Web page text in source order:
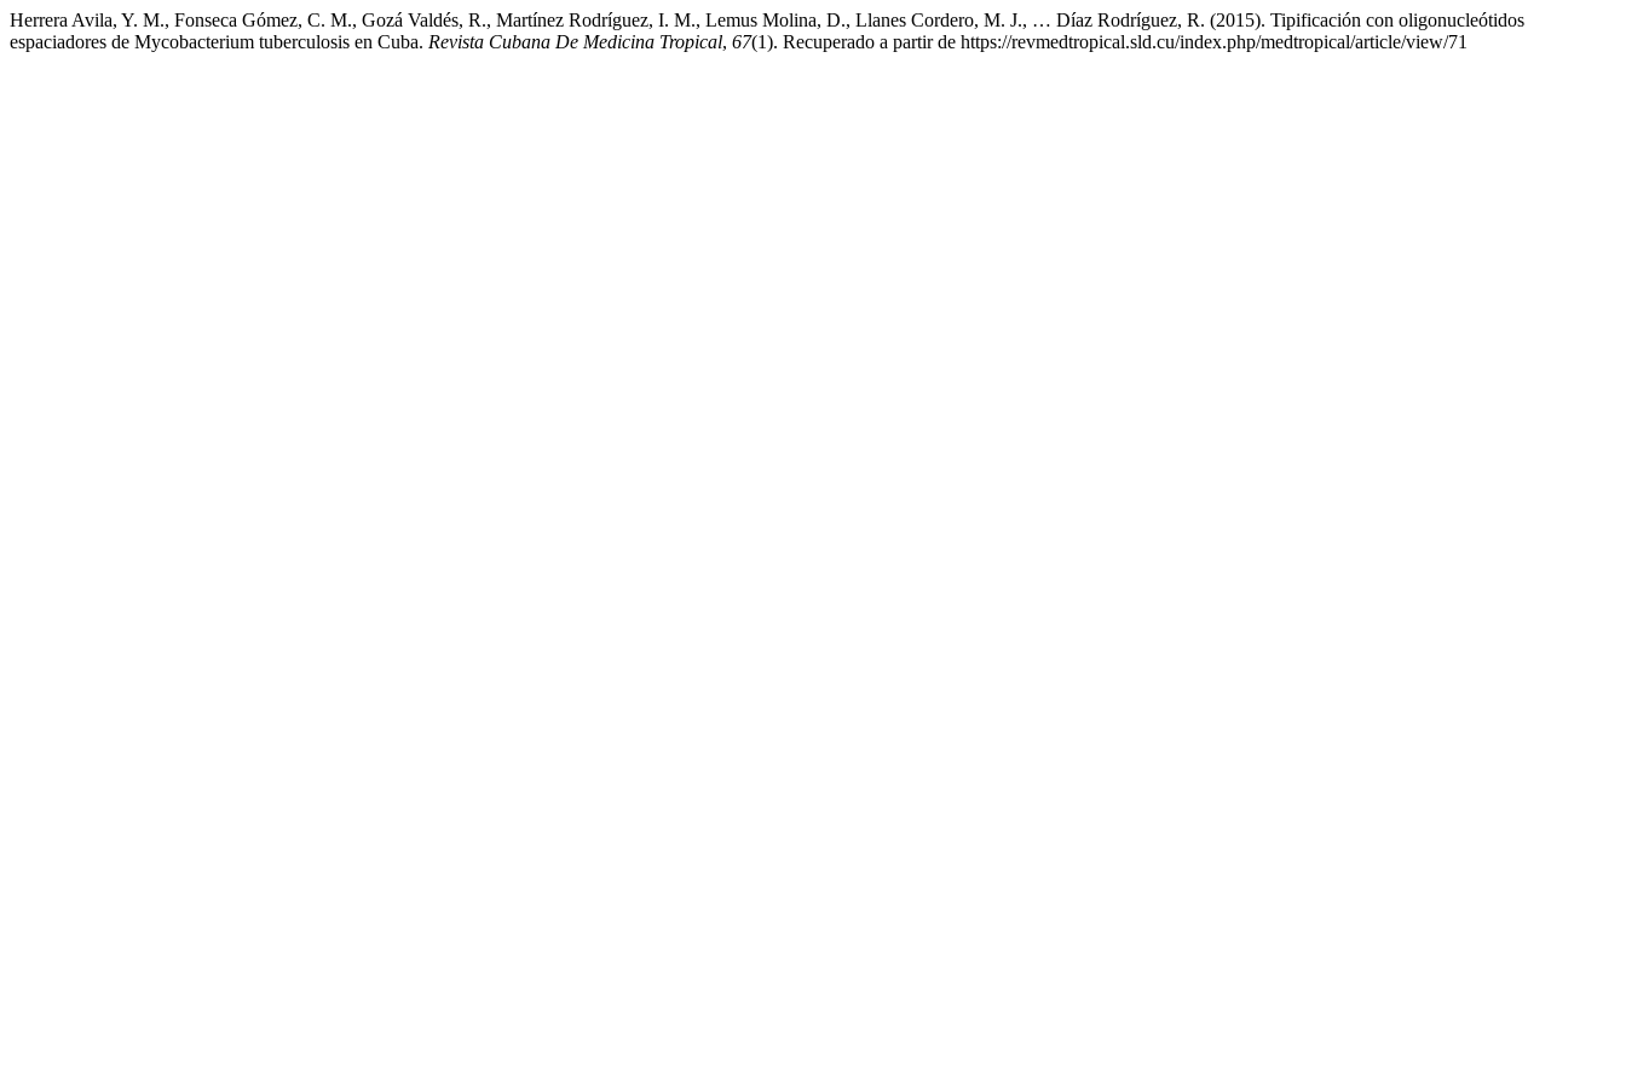
Herrera Avila, Y. M., Fonseca Gómez, C. M., Gozá Valdés, R., Martínez Rodríguez, I. M., Lemus Molina, D., Llanes Cordero, M. J., … Díaz Rodríguez, R. (2015). Tipificación con oligonucleótidos
espaciadores de Mycobacterium tuberculosis en Cuba. Revista Cubana De Medicina Tropical, 67(1). Recuperado a partir de https://revmedtropical.sld.cu/index.php/medtropical/article/view/71